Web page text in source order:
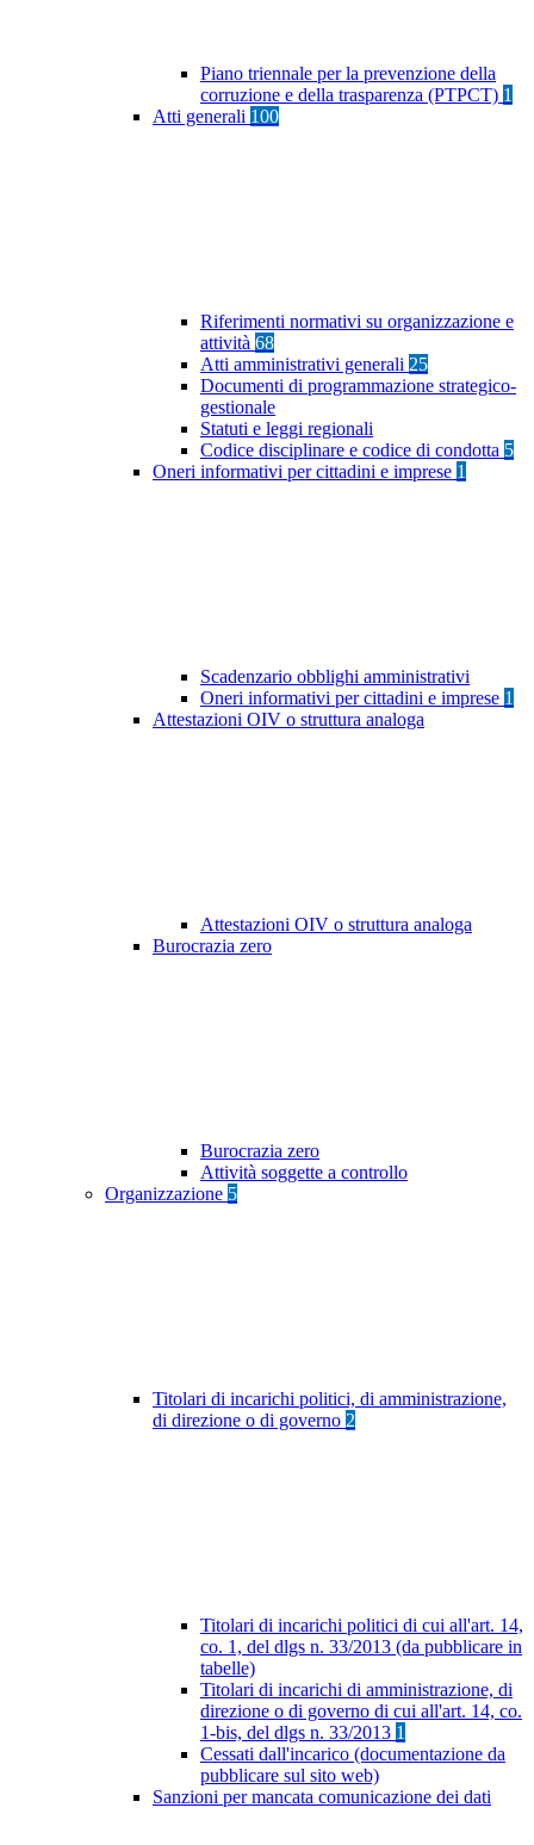
Piano triennale per la prevenzione della
corruzione e della trasparenza (PTPCT) 1
Atti generali 100
Riferimenti normativi su organizzazione e
attività 68
Atti amministrativi generali 25
Documenti di programmazione strategico-
gestionale
Statuti e leggi regionali
Codice disciplinare e codice di condotta 5
Oneri informativi per cittadini e imprese 1
Scadenzario obblighi amministrativi
Oneri informativi per cittadini e imprese 1
Attestazioni OIV o struttura analoga
Attestazioni OIV o struttura analoga
Burocrazia zero
Burocrazia zero
Attività soggette a controllo
Organizzazione 5
Titolari di incarichi politici, di amministrazione,
di direzione o di governo 2
Titolari di incarichi politici di cui all'art. 14,
co. 1, del dlgs n. 33/2013 (da pubblicare in
tabelle)
Titolari di incarichi di amministrazione, di
direzione o di governo di cui all'art. 14, co.
1-bis, del dlgs n. 33/2013 1
Cessati dall'incarico (documentazione da
pubblicare sul sito web)
Sanzioni per mancata comunicazione dei dati